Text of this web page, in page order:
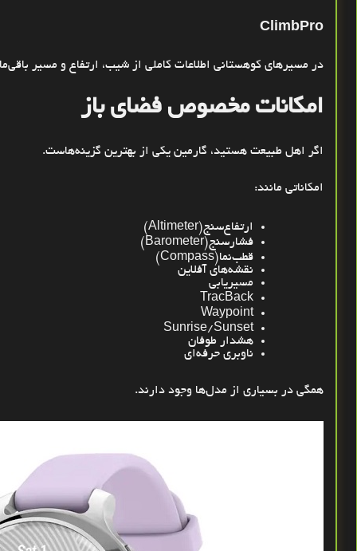
ClimbPro
در مسیرهای کوهستانی اطلاعات کاملی از شیب، ارتفاع و مسیر
امکانات مخصوص فضای باز
اگر اهل طبیعت هستید، گارمین یکی از بهترین گزینه‌هاست.
امکاناتی مانند:
ارتفاع‌سنج(Altimeter)
فشارسنج(Barometer)
قطب‌نما(Compass)
نقشه‌های آفلاین
مسیریابی
TracBack
Waypoint
Sunrise/Sunset
هشدار طوفان
ناوبری حرفه‌ای
همگی در بسیاری از مدل‌ها وجود دارند.